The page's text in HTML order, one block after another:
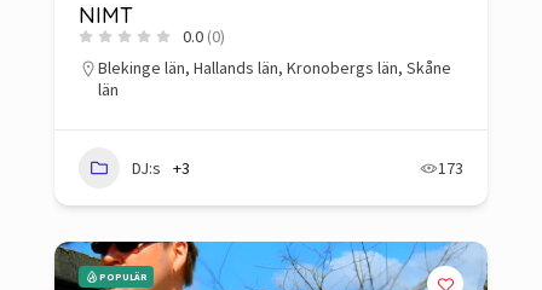
NIMT
0.0 (0)
Blekinge län, Hallands län, Kronobergs län, Skåne
län
DJ:s +3 173
POPULÄR